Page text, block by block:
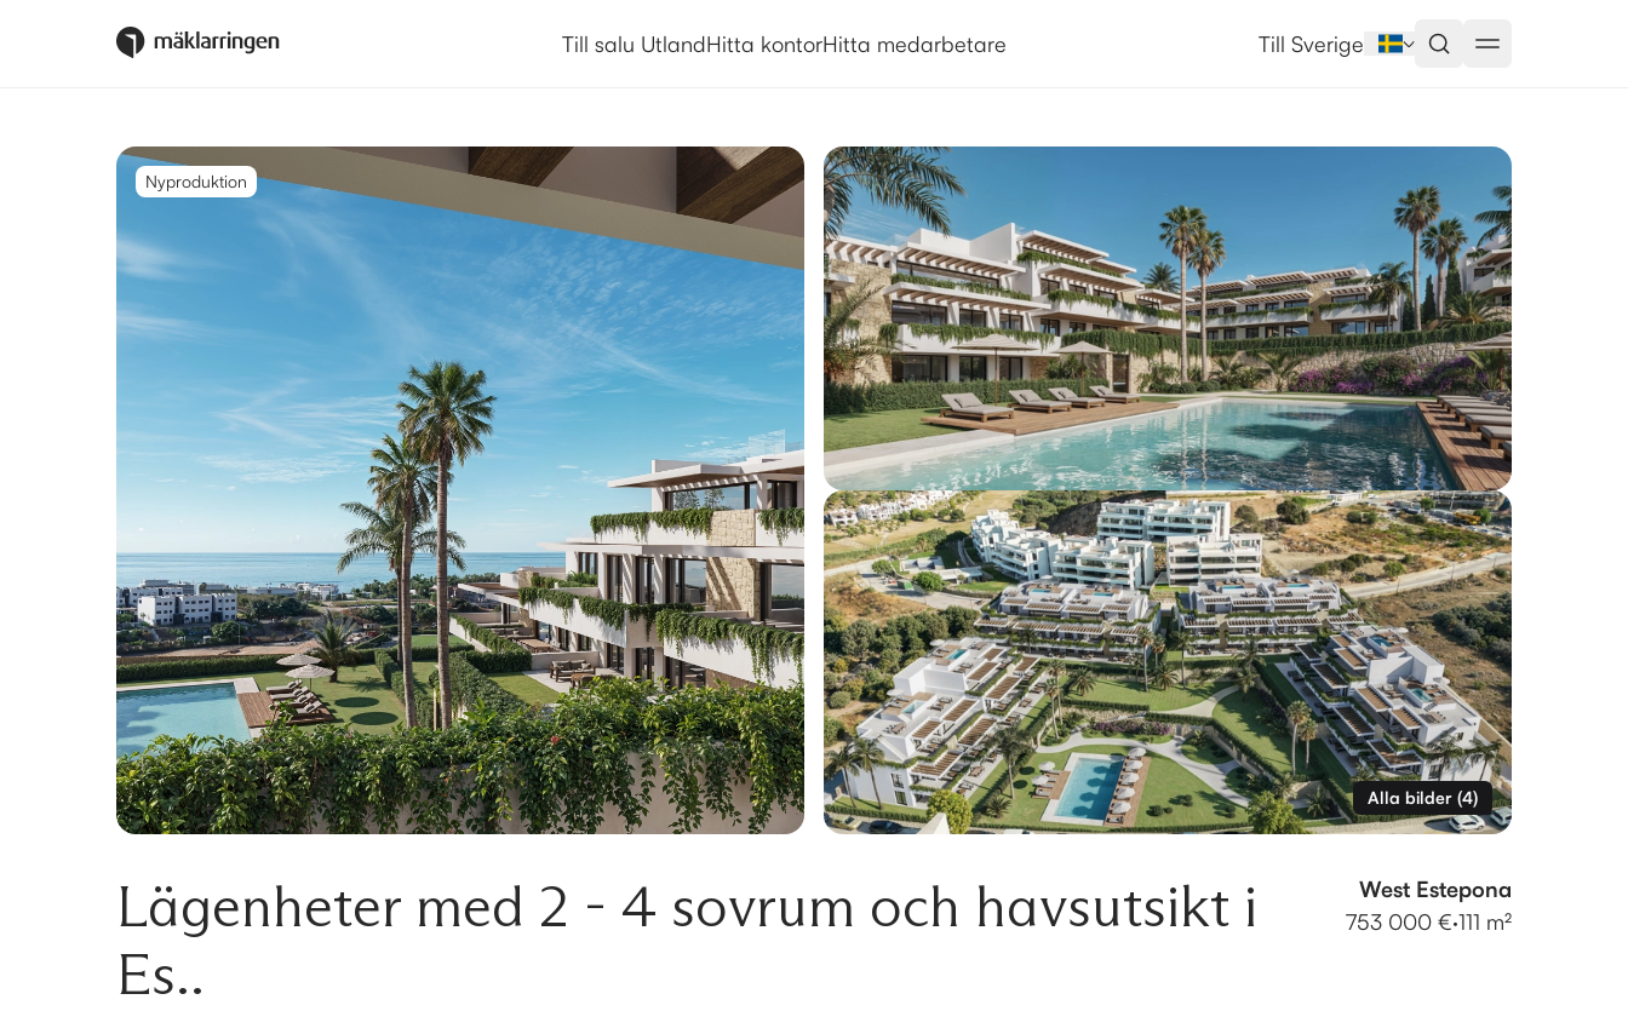
Till salu UtlandHitta kontorHitta medarbetare Till Sverige
Nyproduktion
Alla bilder(4)
Lägenheter med 2 - 4 sovrum och havsutsikt i
Es..
West Estepona
753 000 €·111 m²